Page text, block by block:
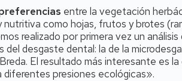
entre la vegetación
como hojas, frutos y brotes
realizado por primera vez un
del desgaste dental: la de la
El resultado más interesante es
presiones ecológicas».